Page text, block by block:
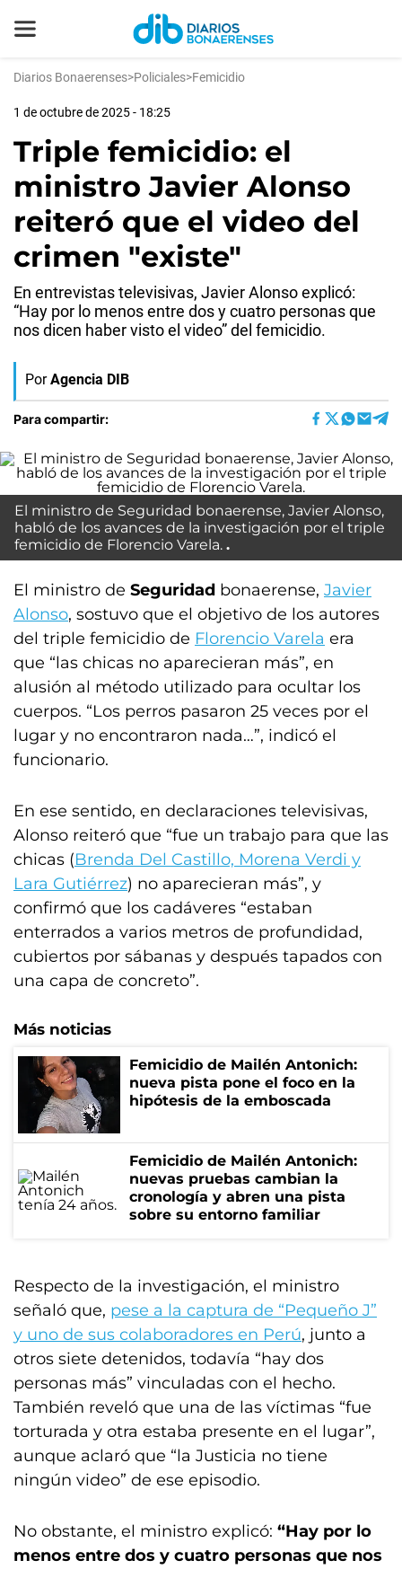
Diarios Bonaerenses>Policiales>Femicidio
1 de octubre de 2025 - 18:25
Triple femicidio: el
ministro Javier Alonso
reiteró que el video del
crimen "existe"
En entrevistas televisivas, Javier Alonso explicó:
“Hay por lo menos entre dos y cuatro personas que
nos dicen haber visto el video” del femicidio.
Por Agencia DIB
Para compartir:
El ministro de Seguridad bonaerense, Javier Alonso,
habló de los avances de la investigación por el triple
femicidio de Florencio Varela.
El ministro de Seguridad bonaerense, Javier
Alonso, sostuvo que el objetivo de los autores
del triple femicidio de Florencio Varela era
que “las chicas no aparecieran más”, en
alusión al método utilizado para ocultar los
cuerpos. “Los perros pasaron 25 veces por el
lugar y no encontraron nada…”, indicó el
funcionario.
En ese sentido, en declaraciones televisivas,
Alonso reiteró que “fue un trabajo para que las
chicas (Brenda Del Castillo, Morena Verdi y
Lara Gutiérrez) no aparecieran más”, y
confirmó que los cadáveres “estaban
enterrados a varios metros de profundidad,
cubiertos por sábanas y después tapados con
una capa de concreto”.
Más noticias
Femicidio de Mailén Antonich:
nueva pista pone el foco en la
hipótesis de la emboscada
Femicidio de Mailén Antonich:
nuevas pruebas cambian la
cronología y abren una pista
sobre su entorno familiar
Respecto de la investigación, el ministro
señaló que, pese a la captura de “Pequeño J”
y uno de sus colaboradores en Perú, junto a
otros siete detenidos, todavía “hay dos
personas más” vinculadas con el hecho.
También reveló que una de las víctimas “fue
torturada y otra estaba presente en el lugar”,
aunque aclaró que “la Justicia no tiene
ningún video” de ese episodio.
No obstante, el ministro explicó: “Hay por lo
menos entre dos y cuatro personas que nos